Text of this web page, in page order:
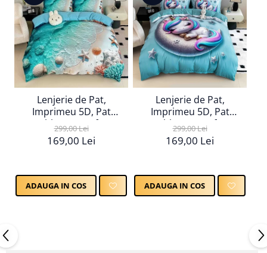
Lenjerie de Pat,
Imprimeu 5D, Pat
Dublu, Cearsaf cu
Elastic
299,00 Lei
169,00 Lei
ADAUGA IN COS
Lenjerie de Pat,
Imprimeu 5D, Pat
Dublu, Cearsaf cu
Elastic
299,00 Lei
169,00 Lei
ADAUGA IN COS